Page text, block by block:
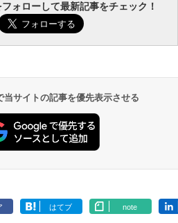
ォローして最新記事をチェック！
サイトの記事を優先表示させる
はてブ note